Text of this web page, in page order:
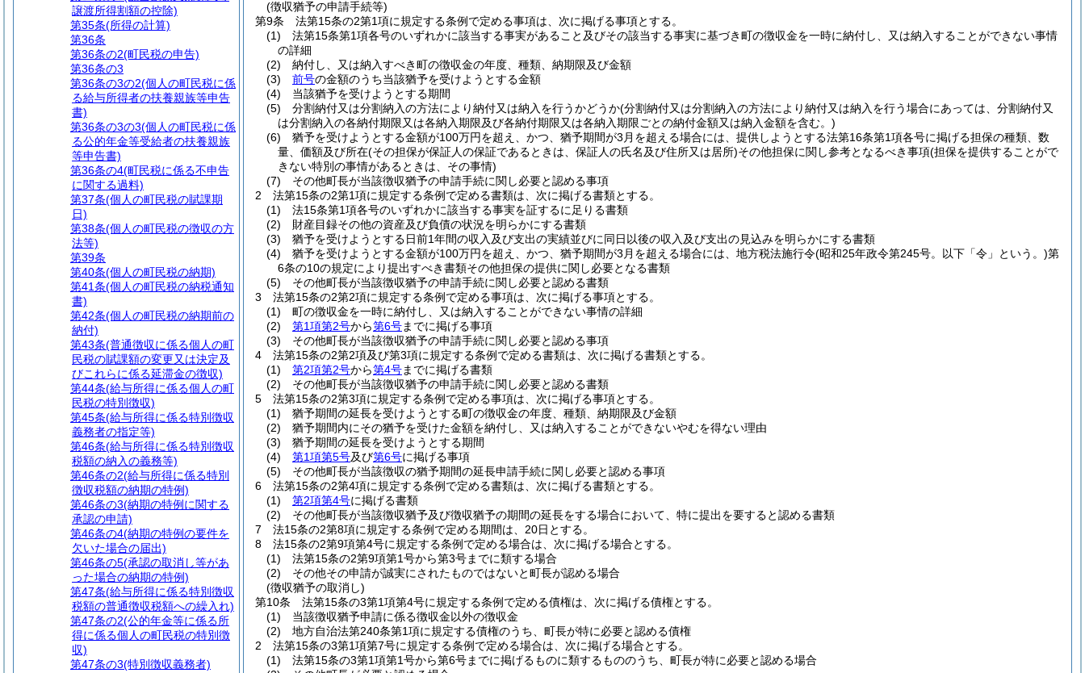
(徴収猶予の申請手続等)
第9条
法第15条の2第1項に規定する条例で定める事項は、次に掲げる事項とする。
(1)
法第15条第1項各号のいずれかに該当する事実があること及びその該当する事実に基づき町の徴収金を一時に納付し、又は納入することができない事情
の詳細
(2)
納付し、又は納入すべき町の徴収金の年度、種類、納期限及び金額
(3)
前号の金額のうち当該猶予を受けようとする金額
(4)
当該猶予を受けようとする期間
(5)
分割納付又は分割納入の方法により納付又は納入を行うかどうか(分割納付又は分割納入の方法により納付又は納入を行う場合にあっては、分割納付又
は分割納入の各納付期限又は各納入期限及び各納付期限又は各納入期限ごとの納付金額又は納入金額を含む。)
(6)
猶予を受けようとする金額が100万円を超え、かつ、猶予期間が3月を超える場合には、提供しようとする法第16条第1項各号に掲げる担保の種類、数
量、価額及び所在(その担保が保証人の保証であるときは、保証人の氏名及び住所又は居所)その他担保に関し参考となるべき事項(担保を提供することがで
きない特別の事情があるときは、その事情)
(7)
その他町長が当該徴収猶予の申請手続に関し必要と認める事項
2
法第15条の2第1項に規定する条例で定める書類は、次に掲げる書類とする。
(1)
法15条第1項各号のいずれかに該当する事実を証するに足りる書類
(2)
財産目録その他の資産及び負債の状況を明らかにする書類
(3)
猶予を受けようとする日前1年間の収入及び支出の実績並びに同日以後の収入及び支出の見込みを明らかにする書類
(4)
猶予を受けようとする金額が100万円を超え、かつ、猶予期間が3月を超える場合には、地方税法施行令(昭和25年政令第245号。以下「令」という。)第
6条の10の規定により提出すべき書類その他担保の提供に関し必要となる書類
(5)
その他町長が当該徴収猶予の申請手続に関し必要と認める書類
3
法第15条の2第2項に規定する条例で定める事項は、次に掲げる事項とする。
(1)
町の徴収金を一時に納付し、又は納入することができない事情の詳細
(2)
第1項第2号から第6号までに掲げる事項
(3)
その他町長が当該徴収猶予の申請手続に関し必要と認める事項
4
法第15条の2第2項及び第3項に規定する条例で定める書類は、次に掲げる書類とする。
(1)
第2項第2号から第4号までに掲げる書類
(2)
その他町長が当該徴収猶予の申請手続に関し必要と認める書類
5
法第15条の2第3項に規定する条例で定める事項は、次に掲げる事項とする。
(1)
猶予期間の延長を受けようとする町の徴収金の年度、種類、納期限及び金額
(2)
猶予期間内にその猶予を受けた金額を納付し、又は納入することができないやむを得ない理由
(3)
猶予期間の延長を受けようとする期間
(4)
第1項第5号及び第6号に掲げる事項
(5)
その他町長が当該徴収の猶予期間の延長申請手続に関し必要と認める事項
6
法第15条の2第4項に規定する条例で定める書類は、次に掲げる書類とする。
(1)
第2項第4号に掲げる書類
(2)
その他町長が当該徴収猶予及び徴収猶予の期間の延長をする場合において、特に提出を要すると認める書類
7
法15条の2第8項に規定する条例で定める期間は、20日とする。
8
法15条の2第9項第4号に規定する条例で定める場合は、次に掲げる場合とする。
(1)
法第15条の2第9項第1号から第3号までに類する場合
(2)
その他その申請が誠実にされたものではないと町長が認める場合
(徴収猶予の取消し)
第10条
法第15条の3第1項第4号に規定する条例で定める債権は、次に掲げる債権とする。
(1)
当該徴収猶予申請に係る徴収金以外の徴収金
(2)
地方自治法第240条第1項に規定する債権のうち、町長が特に必要と認める債権
2
法第15条の3第1項第7号に規定する条例で定める場合は、次に掲げる場合とする。
(1)
法第15条の3第1項第1号から第6号までに掲げるものに類するもののうち、町長が特に必要と認める場合
譲渡所得割額の控除)
第35条(所得の計算)
第36条
第36条の2(町民税の申告)
第36条の3
第36条の3の2(個人の町民税に係
る給与所得者の扶養親族等申告
書)
第36条の3の3(個人の町民税に係
る公的年金等受給者の扶養親族
等申告書)
第36条の4(町民税に係る不申告
に関する過料)
第37条(個人の町民税の賦課期
日)
第38条(個人の町民税の徴収の方
法等)
第39条
第40条(個人の町民税の納期)
第41条(個人の町民税の納税通知
書)
第42条(個人の町民税の納期前の
納付)
第43条(普通徴収に係る個人の町
民税の賦課額の変更又は決定及
びこれらに係る延滞金の徴収)
第44条(給与所得に係る個人の町
民税の特別徴収)
第45条(給与所得に係る特別徴収
義務者の指定等)
第46条(給与所得に係る特別徴収
税額の納入の義務等)
第46条の2(給与所得に係る特別
徴収税額の納期の特例)
第46条の3(納期の特例に関する
承認の申請)
第46条の4(納期の特例の要件を
欠いた場合の届出)
第46条の5(承認の取消し等があ
った場合の納期の特例)
第47条(給与所得に係る特別徴収
税額の普通徴収税額への繰入れ)
第47条の2(公的年金等に係る所
得に係る個人の町民税の特別徴
収)
第47条の3(特別徴収義務者)